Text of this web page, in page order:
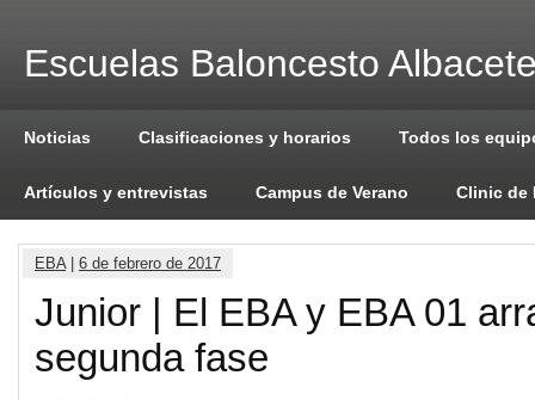
Escuelas Baloncesto
Noticias Clasificaciones y horarios Todos los
Artículos y entrevistas Campus de Verano Clinic de
EBA| 6 de febrero de 2017
Junior | El EBA y EBA 01
segunda fase